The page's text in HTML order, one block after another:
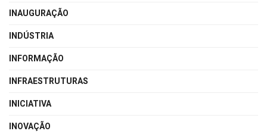
INAUGURAÇÃO
INDÚSTRIA
INFORMAÇÃO
INFRAESTRUTURAS
INICIATIVA
INOVAÇÃO